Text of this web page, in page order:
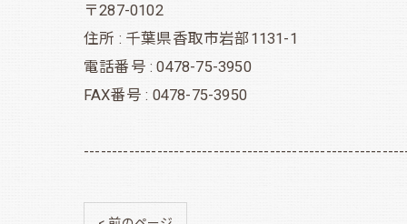
〒287-0102
住所 : 千葉県香取市岩部1131-1
電話番号 : 0478-75-3950
FAX番号 : 0478-75-3950